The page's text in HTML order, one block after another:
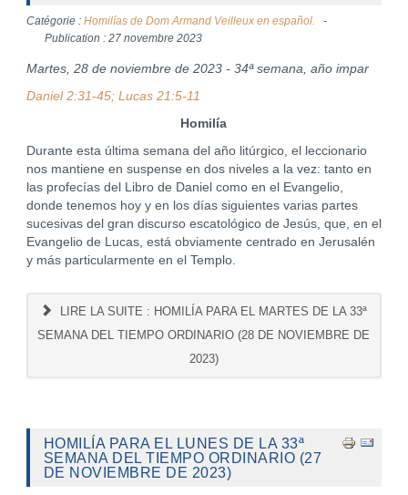
Catégorie : Homilías de Dom Armand Veilleux en español.
Publication : 27 novembre 2023
Martes, 28 de noviembre de 2023 - 34ª semana, año impar
Daniel 2:31-45; Lucas 21:5-11
Homilía
Durante esta última semana del año litúrgico, el leccionario
nos mantiene en suspense en dos niveles a la vez: tanto en
las profecías del Libro de Daniel como en el Evangelio,
donde tenemos hoy y en los días siguientes varias partes
sucesivas del gran discurso escatológico de Jesús, que, en el
Evangelio de Lucas, está obviamente centrado en Jerusalén
y más particularmente en el Templo.
LIRE LA SUITE : HOMILÍA PARA EL MARTES DE LA 33ª
SEMANA DEL TIEMPO ORDINARIO (28 DE NOVIEMBRE DE
2023)
HOMILÍA PARA EL LUNES DE LA 33ª
SEMANA DEL TIEMPO ORDINARIO (27
DE NOVIEMBRE DE 2023)